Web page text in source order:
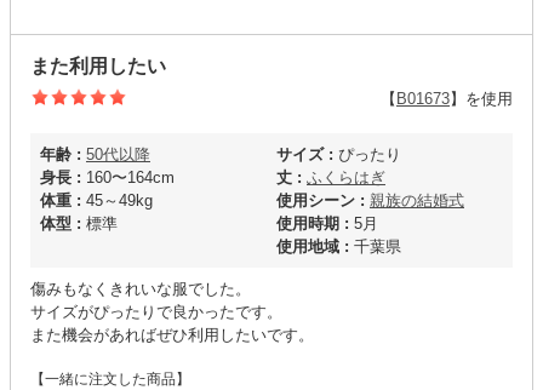
また利用したい
【B01673】を使用
年齢 : 50代以降
身長 : 160〜164cm
体重 : 45～49kg
体型 : 標準
サイズ : ぴったり
丈 : ふくらはぎ
使用シーン : 親族の結婚式
使用時期 : 5月
使用地域 : 千葉県
傷みもなくきれいな服でした。
サイズがぴったりで良かったです。
また機会があればぜひ利用したいです。
【一緒に注文した商品】